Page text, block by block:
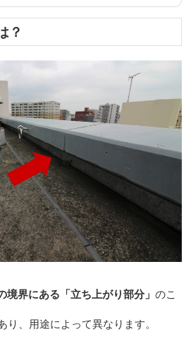
？
境界にある「立ち上がり部分」 のこ
り、用途によって異なります。